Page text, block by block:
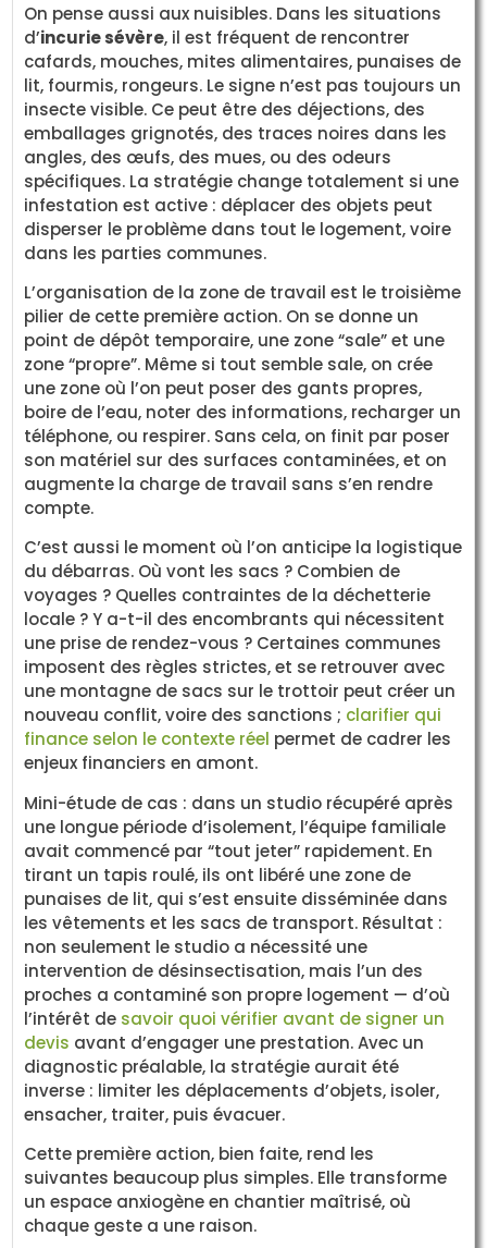
On pense aussi aux nuisibles. Dans les situations
d’incurie sévère, il est fréquent de rencontrer
cafards, mouches, mites alimentaires, punaises de
lit, fourmis, rongeurs. Le signe n’est pas toujours un
insecte visible. Ce peut être des déjections, des
emballages grignotés, des traces noires dans les
angles, des œufs, des mues, ou des odeurs
spécifiques. La stratégie change totalement si une
infestation est active : déplacer des objets peut
disperser le problème dans tout le logement, voire
dans les parties communes.
L’organisation de la zone de travail est le troisième
pilier de cette première action. On se donne un
point de dépôt temporaire, une zone “sale” et une
zone “propre”. Même si tout semble sale, on crée
une zone où l’on peut poser des gants propres,
boire de l’eau, noter des informations, recharger un
téléphone, ou respirer. Sans cela, on finit par poser
son matériel sur des surfaces contaminées, et on
augmente la charge de travail sans s’en rendre
compte.
C’est aussi le moment où l’on anticipe la logistique
du débarras. Où vont les sacs ? Combien de
voyages ? Quelles contraintes de la déchetterie
locale ? Y a-t-il des encombrants qui nécessitent
une prise de rendez-vous ? Certaines communes
imposent des règles strictes, et se retrouver avec
une montagne de sacs sur le trottoir peut créer un
nouveau conflit, voire des sanctions ; clarifier qui
finance selon le contexte réel permet de cadrer les
enjeux financiers en amont.
Mini-étude de cas : dans un studio récupéré après
une longue période d’isolement, l’équipe familiale
avait commencé par “tout jeter” rapidement. En
tirant un tapis roulé, ils ont libéré une zone de
punaises de lit, qui s’est ensuite disséminée dans
les vêtements et les sacs de transport. Résultat :
non seulement le studio a nécessité une
intervention de désinsectisation, mais l’un des
proches a contaminé son propre logement — d’où
l’intérêt de savoir quoi vérifier avant de signer un
devis avant d’engager une prestation. Avec un
diagnostic préalable, la stratégie aurait été
inverse : limiter les déplacements d’objets, isoler,
ensacher, traiter, puis évacuer.
Cette première action, bien faite, rend les
suivantes beaucoup plus simples. Elle transforme
un espace anxiogène en chantier maîtrisé, où
chaque geste a une raison.